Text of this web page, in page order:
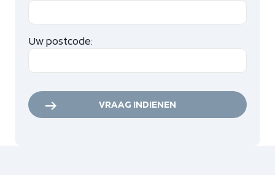
Uw postcode:
VRAAG INDIENEN